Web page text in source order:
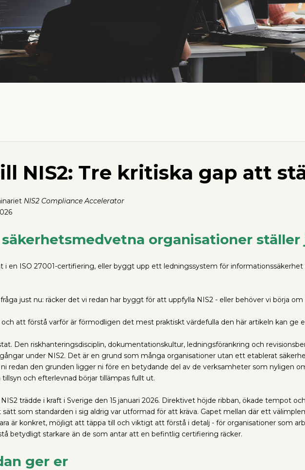
NIS2: Tre kritiska gap att
NIS2 Compliance Accelerator
säkerhetsmedvetna organisationer ställer
i en ISO 27001-certifiering, eller byggt upp ett ledningssystem för
just nu: räcker det vi redan har byggt för att uppfylla NIS2 - eller behöver vi börja om
att förstå varför är förmodligen det mest praktiskt värdefulla den här artikeln kan ge
Den riskhanteringsdisciplin, dokumentationskultur, ledningsförankring och
under NIS2. Det är en grund som många organisationer utan ett etablerat
redan den grunden ligger ni före en betydande del av de verksamheter som nyligen
och efterlevnad börjar tillämpas fullt ut.
trädde i kraft i Sverige den 15 januari 2026. Direktivet höjde ribban, ökade tempot
som standarden i sig aldrig var utformad för att kräva. Gapet mellan där ett
är konkret, möjligt att täppa till och viktigt att förstå i detalj - för organisationer som
betydligt starkare än de som antar att en befintlig certifiering räcker.
ger er